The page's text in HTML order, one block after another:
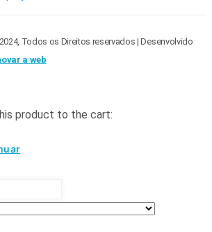
Todos os Direitos reservados | Desenvolvido
a web
product to the cart: